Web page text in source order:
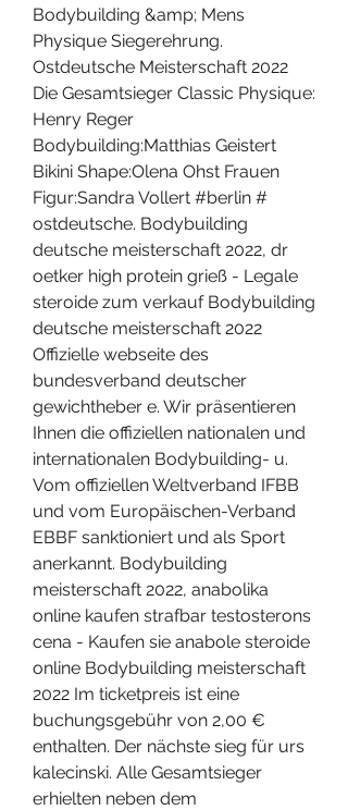
Bodybuilding &amp; Mens
Physique Siegerehrung.
Ostdeutsche Meisterschaft 2022
Die Gesamtsieger Classic Physique:
Henry Reger
Bodybuilding:Matthias Geistert
Bikini Shape:Olena Ohst Frauen
Figur:Sandra Vollert #berlin #
ostdeutsche. Bodybuilding
deutsche meisterschaft 2022, dr
oetker high protein grieß - Legale
steroide zum verkauf Bodybuilding
deutsche meisterschaft 2022
Offizielle webseite des
bundesverband deutscher
gewichtheber e. Wir präsentieren
Ihnen die offiziellen nationalen und
internationalen Bodybuilding- u.
Vom offiziellen Weltverband IFBB
und vom Europäischen-Verband
EBBF sanktioniert und als Sport
anerkannt. Bodybuilding
meisterschaft 2022, anabolika
online kaufen strafbar testosterons
cena - Kaufen sie anabole steroide
online Bodybuilding meisterschaft
2022 Im ticketpreis ist eine
buchungsgebühr von 2,00 €
enthalten. Der nächste sieg für urs
kalecinski. Alle Gesamtsieger
erhielten neben dem